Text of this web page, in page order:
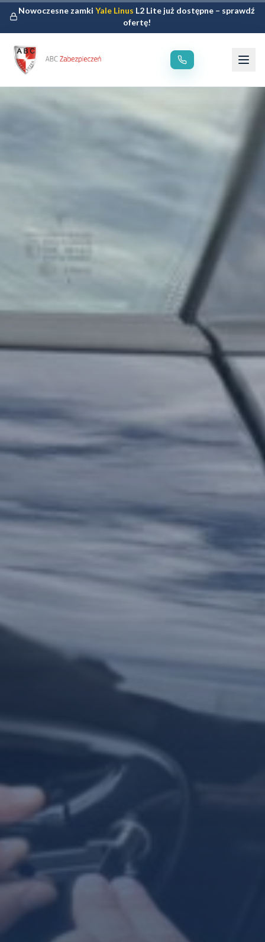
Nowoczesne zamkiYale Linus L2 Lite już dostępne – sprawdź
ofertę!